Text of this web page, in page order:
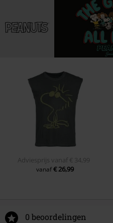
Adviesprijs vanaf € 34,99
vanaf€ 26,99
0 beoordelingen